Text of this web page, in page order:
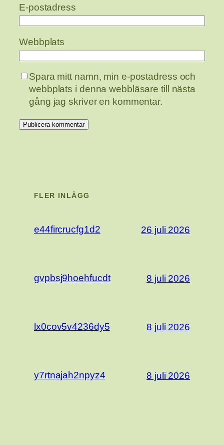
E-postadress
Webbplats
Spara mitt namn, min e-postadress och
webbplats i denna webbläsare till nästa
gång jag skriver en kommentar.
FLER INLÄGG
e44fircrucfg1d2 26 juli 2026
gvpbsj9hoehfucdt 8 juli 2026
lx0cov5v4236dy5 8 juli 2026
y7rtnajah2npyz4 8 juli 2026